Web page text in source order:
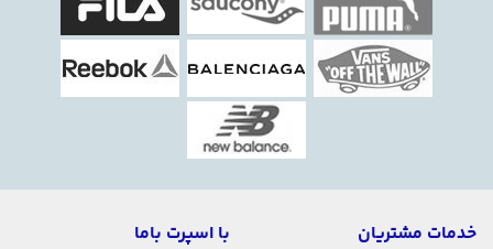
خدمات مشتریان با اسپرت باما